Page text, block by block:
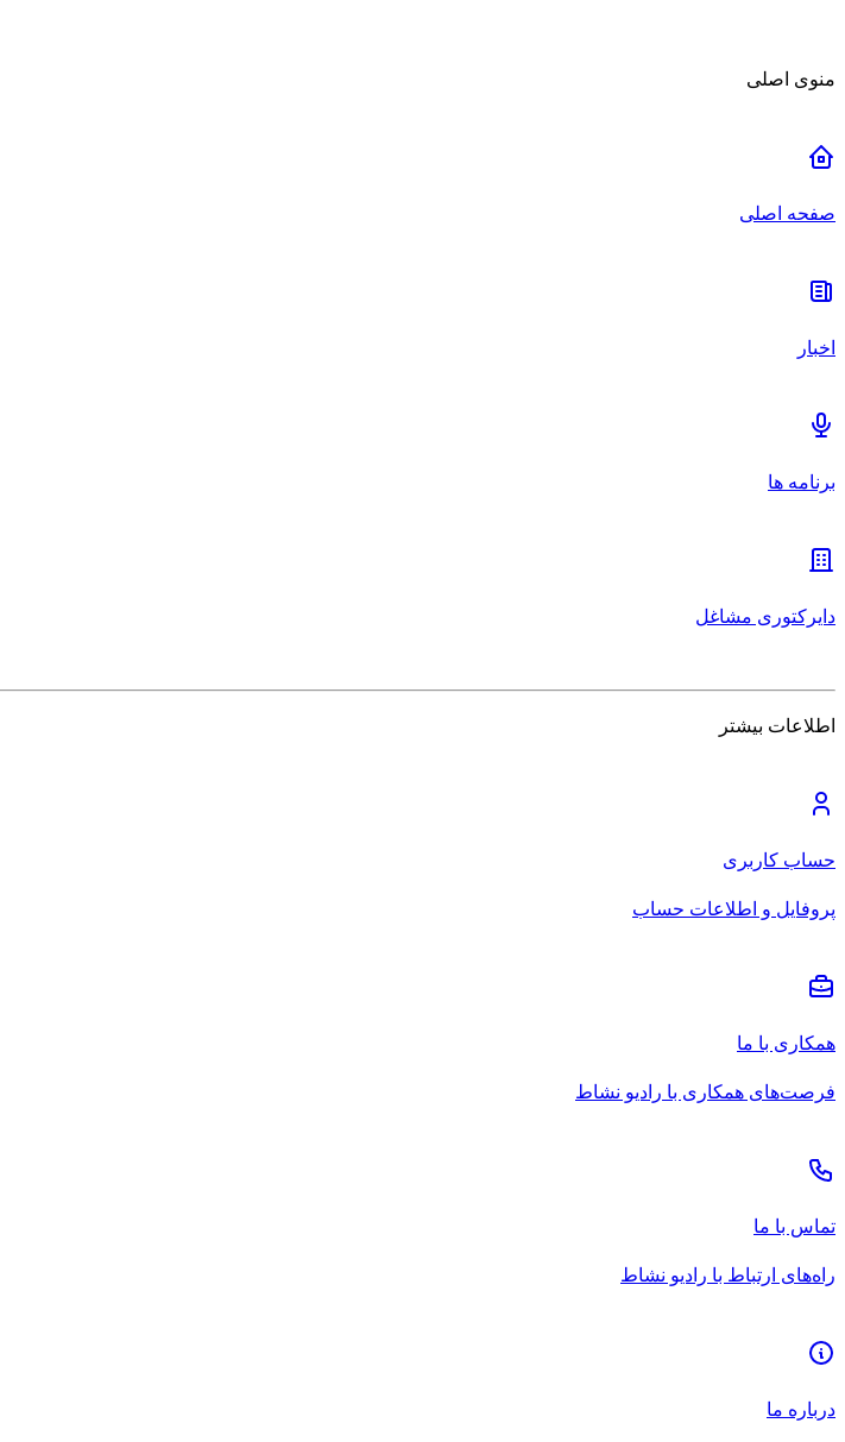
منوی اصلی
صفحه اصلی
اخبار
برنامه ها
دایرکتوری مشاغل
اطلاعات بیشتر
حساب کاربری
پروفایل و اطلاعات حساب
همکاری با ما
فرصت‌های همکاری با رادیو نشاط
تماس با ما
راه‌های ارتباط با رادیو نشاط
درباره ما